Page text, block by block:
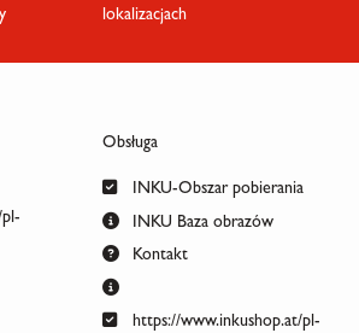
lokalizacjach
Obsługa
INKU-Obszar pobierania
INKU Baza obrazów
Kontakt
https://www.inkushop.at/pl-